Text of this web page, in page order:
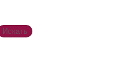
Искать